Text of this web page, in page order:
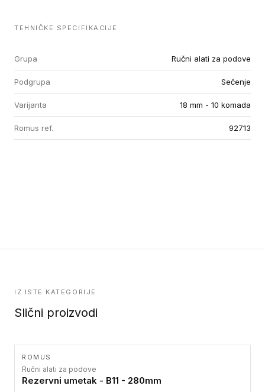
TEHNIČKE SPECIFIKACIJE
Grupa Ručni alati za podove
Podgrupa Sečenje
Varijanta 18 mm - 10 komada
Romus ref. 92713
IZ ISTE KATEGORIJE
Slični proizvodi
ROMUS
Ručni alati za podove
Rezervni umetak - B11 - 280mm